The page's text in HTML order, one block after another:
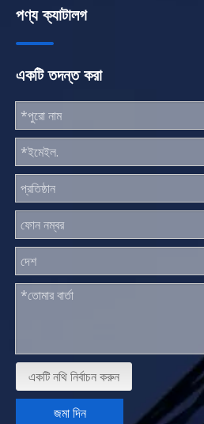
পণ্য ক্যাটালগ
একটি তদন্ত করা
একটি নথি নির্বাচন করুন
জমা দিন